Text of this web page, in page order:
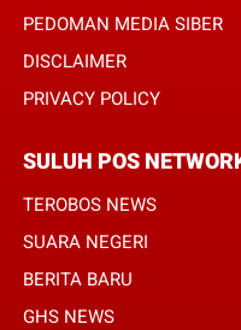
PEDOMAN MEDIA SIBER
DISCLAIMER
PRIVACY POLICY
SULUH POS
TEROBOS NEWS
SUARA NEGERI
BERITA BARU
GHS NEWS